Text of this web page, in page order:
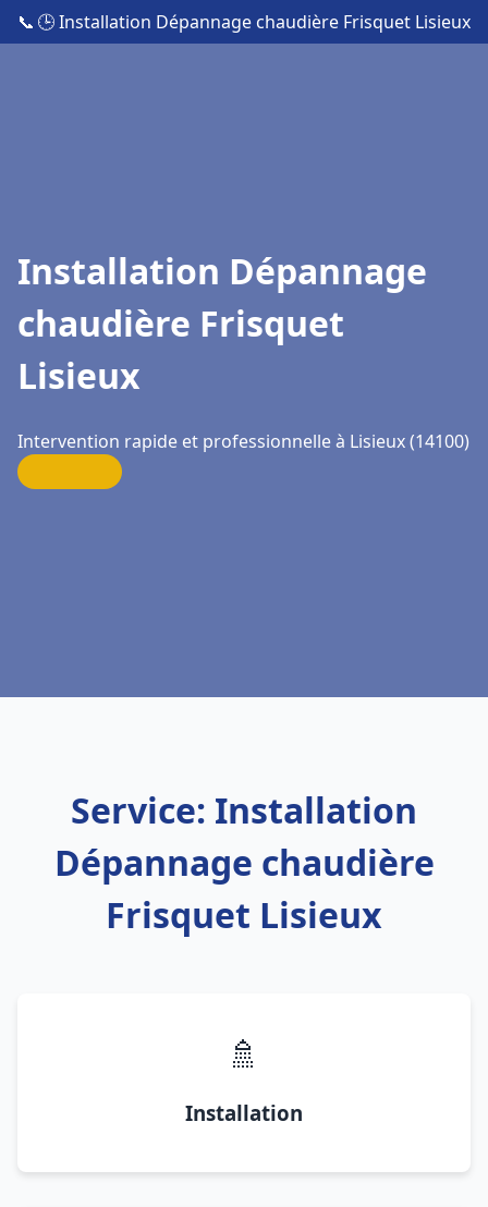
📞 🕒 Installation Dépannage chaudière Frisquet Lisieux
Installation Dépannage
chaudière Frisquet
Lisieux
Intervention rapide et professionnelle à Lisieux (14100)
Service: Installation
Dépannage chaudière
Frisquet Lisieux
🚿
Installation